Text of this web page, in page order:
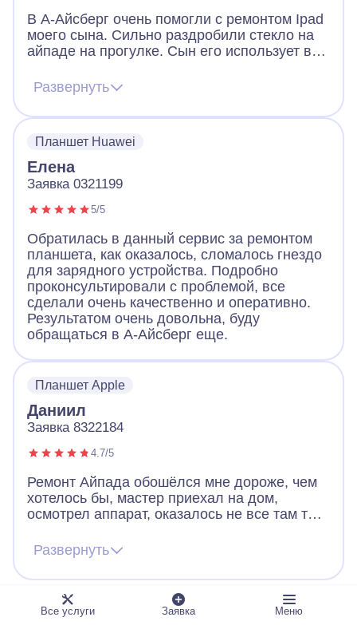
В А-Айсберг очень помогли с ремонтом Ipad
моего сына. Сильно раздробили стекло на
айпаде на прогулке. Сын его использует в
уже на следующий день. После звонка в
сервис, приехал мастер и через час уже все
починил. В использовании такой же как до
нового из магазина не отличается. Спасибо
за быструю помощь.
Развернуть
Планшет Huawei
Елена
Заявка 0321199
5/5
Обратилась в данный сервис за ремонтом
планшета, как оказалось, сломалось гнездо
для зарядного устройства. Подробно
проконсультировали с проблемой, все
сделали очень качественно и оперативно.
Результатом очень довольна, буду
обращаться в А-Айсберг еще.
Планшет Apple
Даниил
Заявка 8322184
4.7/5
Ремонт Айпада обошёлся мне дороже, чем
хотелось бы, мастер приехал на дом,
осмотрел аппарат, оказалось не все там так
замена деталей. В связи с этим и стоимость
ремонта вышла не копеечная. Ну новый мне
все равно в разы дороже обошёлся бы, так
что считаю, что удачно отремонтировали,
работает хорошо сейчас.
Развернуть
Планшет Apple
Все услуги Заявка Меню